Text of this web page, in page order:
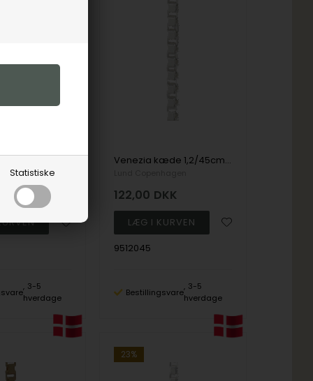
Statistiske
DKK
3-5
hverdage
Venezia kæde 1,2/45cm sterling sølv
122,00 DKK
9512045
Bestillingsvare
3-5
hverdage
23%